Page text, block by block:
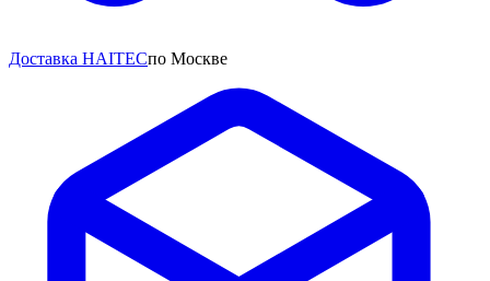
Доставка HAITECпо Москве